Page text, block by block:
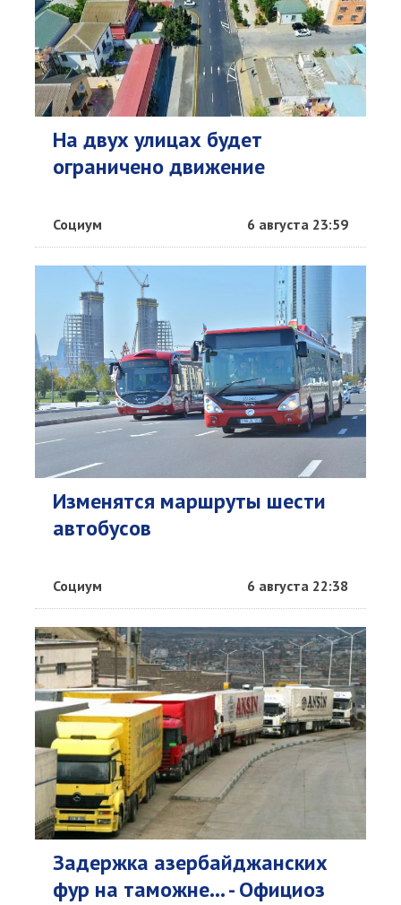
На двух улицах будет
ограничено движение
Социум 6 августа 23:59
Изменятся маршруты шести
автобусов
Социум 6 августа 22:38
Задержка азербайджанских
фур на таможне... - Официоз